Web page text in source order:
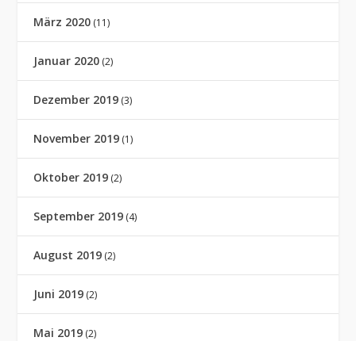
März 2020 (11)
Januar 2020 (2)
Dezember 2019 (3)
November 2019 (1)
Oktober 2019 (2)
September 2019 (4)
August 2019 (2)
Juni 2019 (2)
Mai 2019 (2)